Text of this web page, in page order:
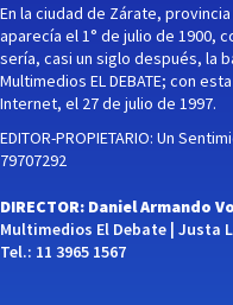
En la ciudad de Zárate,
aparecía el 1° de julio de 1900,
sería, casi un siglo después, la
Multimedios EL DEBATE; con
Internet, el 27 de julio de 1997.
EDITOR-PROPIETARIO: Un
79707292
DIRECTOR: Daniel Armando
Multimedios El Debate | Justa
Tel.: 11 3965 1567